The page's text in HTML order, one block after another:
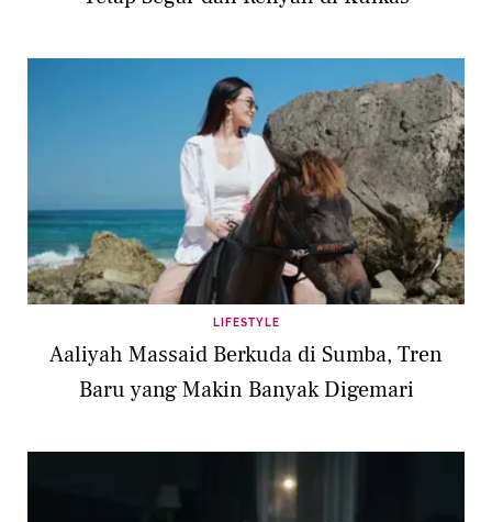
LIFESTYLE
Aaliyah Massaid Berkuda di Sumba, Tren
Baru yang Makin Banyak Digemari